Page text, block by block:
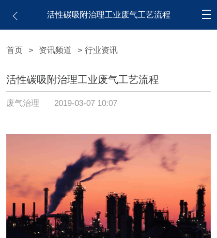
活性碳吸附治理工业废气工艺流程
首页 > 资讯频道 > 行业资讯
活性碳吸附治理工业废气工艺流程
废气治理 2019-03-07 10:07